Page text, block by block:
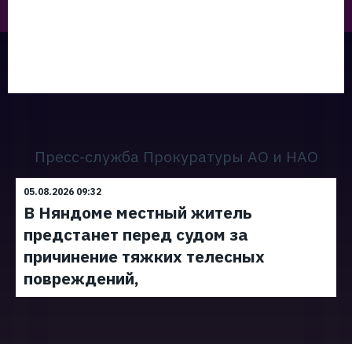
Пресс-служба Прокуратуры АО и НАО
05.08.2026 09:32
В Няндоме местный житель
предстанет перед судом за
причинение тяжких телесных
повреждений,